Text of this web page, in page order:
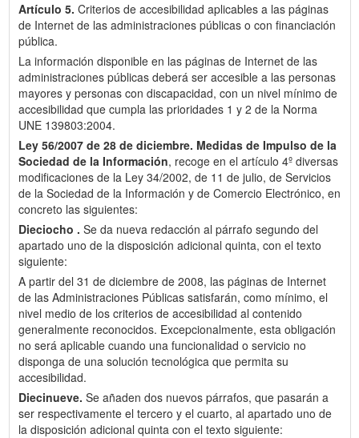
Artículo 5. Criterios de accesibilidad aplicables a las páginas
de Internet de las administraciones públicas o con financiación
pública.
La información disponible en las páginas de Internet de las
administraciones públicas deberá ser accesible a las personas
mayores y personas con discapacidad, con un nivel mínimo de
accesibilidad que cumpla las prioridades 1 y 2 de la Norma
UNE 139803:2004.
Ley 56/2007 de 28 de diciembre. Medidas de Impulso de la
Sociedad de la Información, recoge en el artículo 4º diversas
modificaciones de la Ley 34/2002, de 11 de julio, de Servicios
de la Sociedad de la Información y de Comercio Electrónico, en
concreto las siguientes:
Dieciocho . Se da nueva redacción al párrafo segundo del
apartado uno de la disposición adicional quinta, con el texto
siguiente:
A partir del 31 de diciembre de 2008, las páginas de Internet
de las Administraciones Públicas satisfarán, como mínimo, el
nivel medio de los criterios de accesibilidad al contenido
generalmente reconocidos. Excepcionalmente, esta obligación
no será aplicable cuando una funcionalidad o servicio no
disponga de una solución tecnológica que permita su
accesibilidad.
Diecinueve. Se añaden dos nuevos párrafos, que pasarán a
ser respectivamente el tercero y el cuarto, al apartado uno de
la disposición adicional quinta con el texto siguiente: